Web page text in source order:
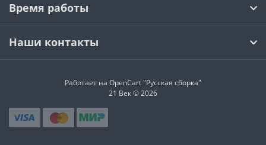
Время работы
Наши контакты
Работает на OpenCart "Русская сборка"
21 Век © 2026